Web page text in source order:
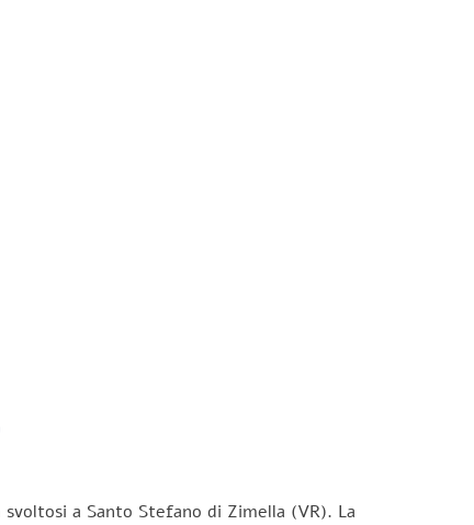
a Santo Stefano di Zimella (VR). La